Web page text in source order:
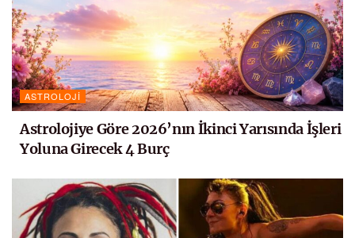
ASTROLOJI
Astrolojiye Göre 2026’nın İkinci Yarısında İşleri
Yoluna Girecek 4 Burç